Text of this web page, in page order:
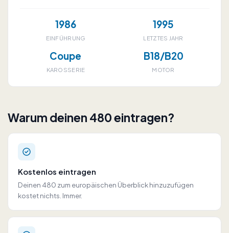
1986
EINFÜHRUNG
1995
LETZTES JAHR
Coupe
KAROSSERIE
B18/B20
MOTOR
Warum deinen 480 eintragen?
Kostenlos eintragen
Deinen 480 zum europäischen Überblick hinzuzufügen
kostet nichts. Immer.